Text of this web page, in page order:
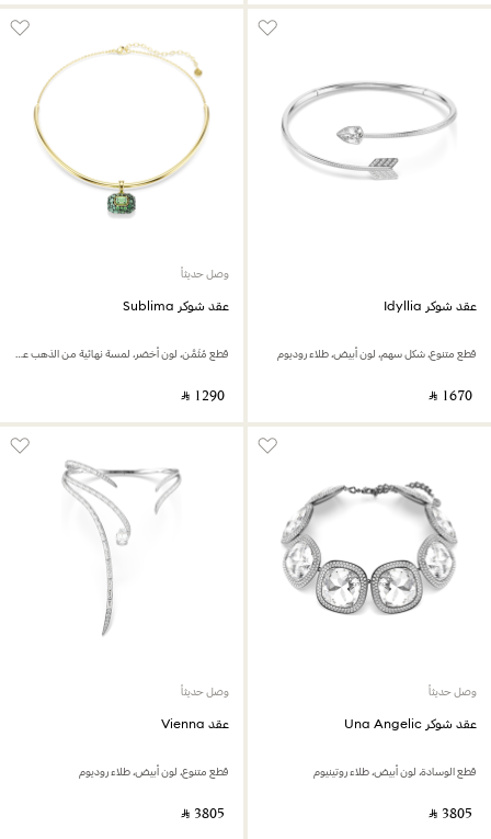
عقد شوكر Idyllia
قطع متنوع، شكل سهم، لون أبيض، طلاء روديوم
‎ ⃁ ⁦1670⁩ ‎
وصل حديثاً
عقد شوكر Sublima
قطع مُثَمَّن، لون أخضر، لمسة نهائية من الذهب عيار 18 قيراط
‎ ⃁ ⁦1290⁩ ‎
وصل حديثاً
عقد شوكر Una Angelic
قطع الوسادة، لون أبيض، طلاء روتينيوم
‎ ⃁ ⁦3805⁩ ‎
وصل حديثاً
عقد Vienna
قطع متنوع، لون أبيض، طلاء روديوم
‎ ⃁ ⁦3805⁩ ‎